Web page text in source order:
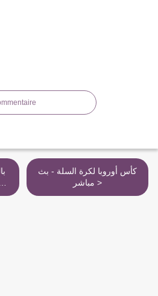
كأس أوروبا لكرة السلة - بث
مباشر >